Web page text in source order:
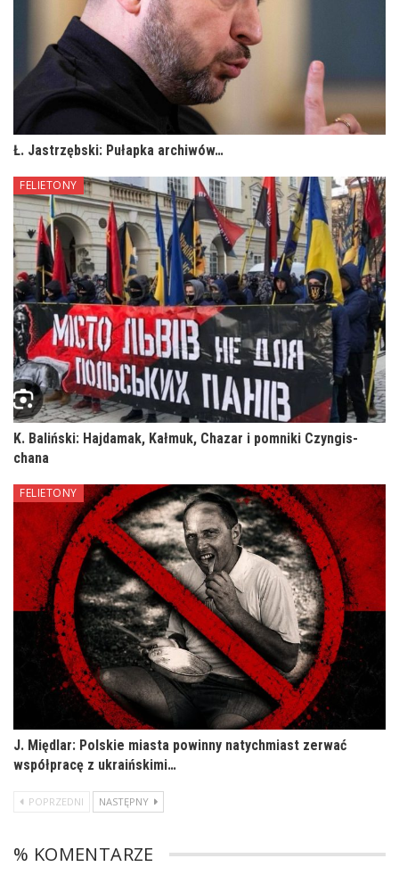
Ł. Jastrzębski: Pułapka archiwów…
FELIETONY
K. Baliński: Hajdamak, Kałmuk, Chazar i pomniki Czyngis-
chana
FELIETONY
J. Międlar: Polskie miasta powinny natychmiast zerwać
współpracę z ukraińskimi…
POPRZEDNI NASTĘPNY
% KOMENTARZE